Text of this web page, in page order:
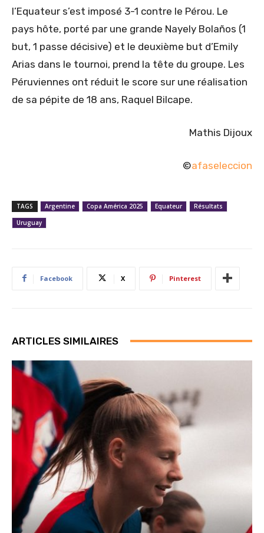
l’Equateur s’est imposé 3-1 contre le Pérou. Le
pays hôte, porté par une grande Nayely Bolaños (1
but, 1 passe décisive) et le deuxième but d’Emily
Arias dans le tournoi, prend la tête du groupe. Les
Péruviennes ont réduit le score sur une réalisation
de sa pépite de 18 ans, Raquel Bilcape.
Mathis Dijoux
©afaseleccion
TAGS Argentine Copa América 2025 Equateur
Résultats
Uruguay
Facebook X Pinterest
ARTICLES SIMILAIRES